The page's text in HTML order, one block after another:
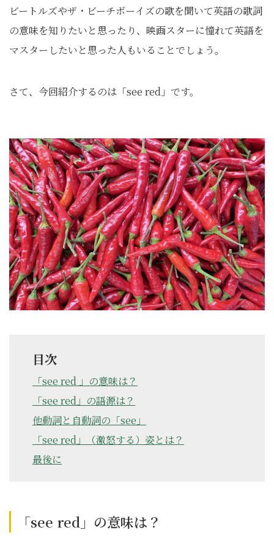
ビートルズやザ・ビーチボーイズの歌を聞いて英語の歌詞
の意味を知りたいと思ったり、映画スターに憧れて英語を
マスターしたいと思った人もいることでしょう。
さて、今回紹介するのは「see red」です。
目次
「see red 」の意味は？
「see red」の語源は？
他動詞と自動詞の「see」
「see red」（激怒する）姿とは？
最後に
「see red」の意味は？